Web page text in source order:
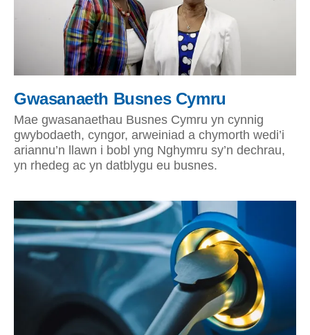
Gwasanaeth Busnes Cymru
Mae gwasanaethau Busnes Cymru yn cynnig
gwybodaeth, cyngor, arweiniad a chymorth wedi’i
ariannu’n llawn i bobl yng Nghymru sy’n dechrau,
yn rhedeg ac yn datblygu eu busnes.